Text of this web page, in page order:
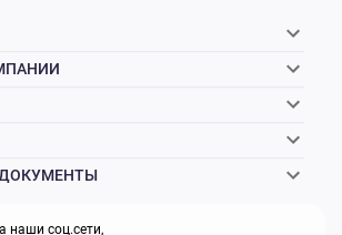
наши соц.сети,